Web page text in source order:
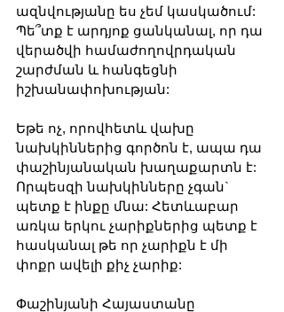
ազնվությանը ես չեմ կասկածում:
Պե՞տք է արդյոք ցանկանալ, որ դա
վերածվի համաժողովրդական
շարժման և հանգեցնի
իշխանափոխության:
Եթե ոչ, որովհետև վախը
նախկիններից գործոն է, ապա դա
փաշինյանական խաղաքարտն է:
Որպեսզի նախկինները չգան`
պետք է ինքը մնա: Հետևաբար
առկա երկու չարիքներից պետք է
հասկանալ թե որ չարիքն է մի
փոքր ավելի քիչ չարիք:
Փաշինյանի Հայաստանը